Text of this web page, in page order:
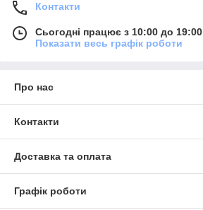
Контакти
Сьогодні працює з 10:00 до 19:00
Показати весь графік роботи
Про нас
Контакти
Доставка та оплата
Графік роботи